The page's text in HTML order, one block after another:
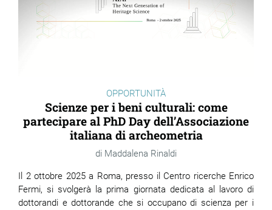
OPPORTUNITÀ
Scienze per i beni culturali: come
partecipare al PhD Day dell’Associazione
italiana di archeometria
Maddalena Rinaldi
Il 2 ottobre 2025 a Roma, presso il Centro ricerche Enrico
Fermi, si svolgerà la prima giornata dedicata al lavoro di
dottorandi e dottorande che si occupano di scienza per i